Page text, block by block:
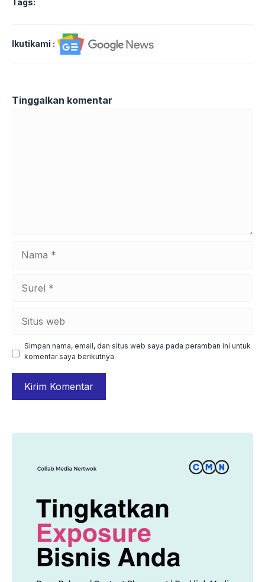
Tags:
Ikutikami :
Tinggalkan komentar
Simpan nama, email, dan situs web saya pada peramban ini untuk
komentar saya berikutnya.